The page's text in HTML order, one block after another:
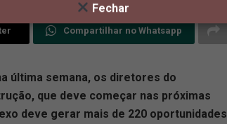
Fechar
Compartilhar no Whatsapp
última semana, os diretores do
que deve começar nas próximas
deve gerar mais de 220 oportunidades